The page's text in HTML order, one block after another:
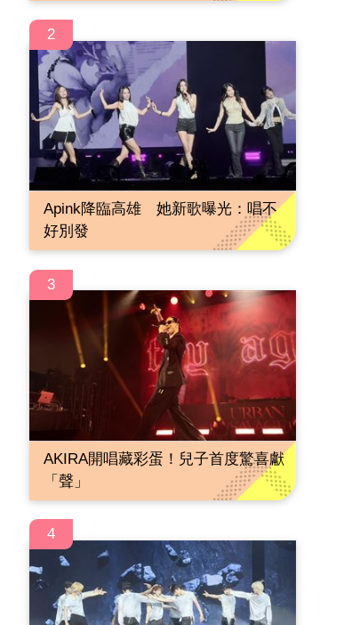
2
Apink降臨高雄 她新歌曝光：唱不
好別發
3
AKIRA開唱藏彩蛋！兒子首度驚喜獻
「聲」
4